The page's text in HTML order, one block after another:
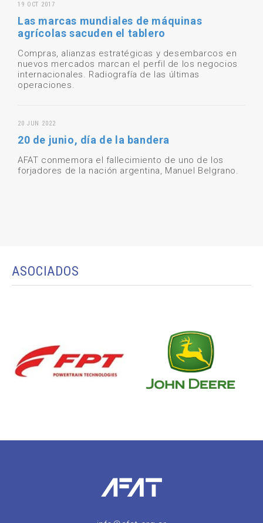
19 OCT 2017
Las marcas mundiales de máquinas
agrícolas sacuden el tablero
Compras, alianzas estratégicas y desembarcos en
nuevos mercados marcan el perfil de los negocios
internacionales. Radiografía de las últimas
operaciones.
20 JUN 2022
20 de junio, día de la bandera
AFAT conmemora el fallecimiento de uno de los
forjadores de la nación argentina, Manuel Belgrano.
ASOCIADOS